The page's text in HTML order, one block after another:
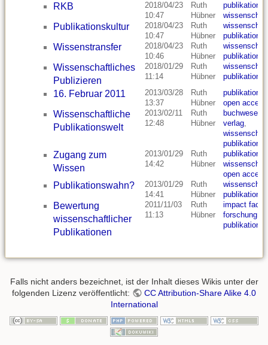
RKB
2018/04/23
10:47
Ruth
Hübner
publikation
wissenschaft
Publikationskultur
2018/04/23
10:47
Ruth
Hübner
wissenschaft
publikation
Wissenstransfer
2018/04/23
10:46
Ruth
Hübner
wissenschaft
publikation
Wissenschaftliches
Publizieren
2018/01/29
11:14
Ruth
Hübner
wissenschaft
publikation
16. Februar 2011
2013/03/28
13:37
Ruth
Hübner
publikation
open access
Wissenschaftliche
Publikationswelt
2013/02/11
12:48
Ruth
Hübner
buchwesen
verlag,
wissenschaft
publikation
Zugang zum
Wissen
2013/01/29
14:42
Ruth
Hübner
publikation
wissenschaft
open access
Publikationswahn?
2013/01/29
14:41
Ruth
Hübner
wissenschaft
publikation
Bewertung
wissenschaftlicher
Publikationen
2011/11/03
11:13
Ruth
Hübner
impact factor
forschung
publikation
Falls nicht anders bezeichnet, ist der Inhalt dieses Wikis unter der
folgenden Lizenz veröffentlicht:
CC Attribution-Share Alike 4.0
International